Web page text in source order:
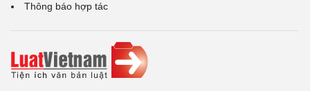
Thông báo hợp tác